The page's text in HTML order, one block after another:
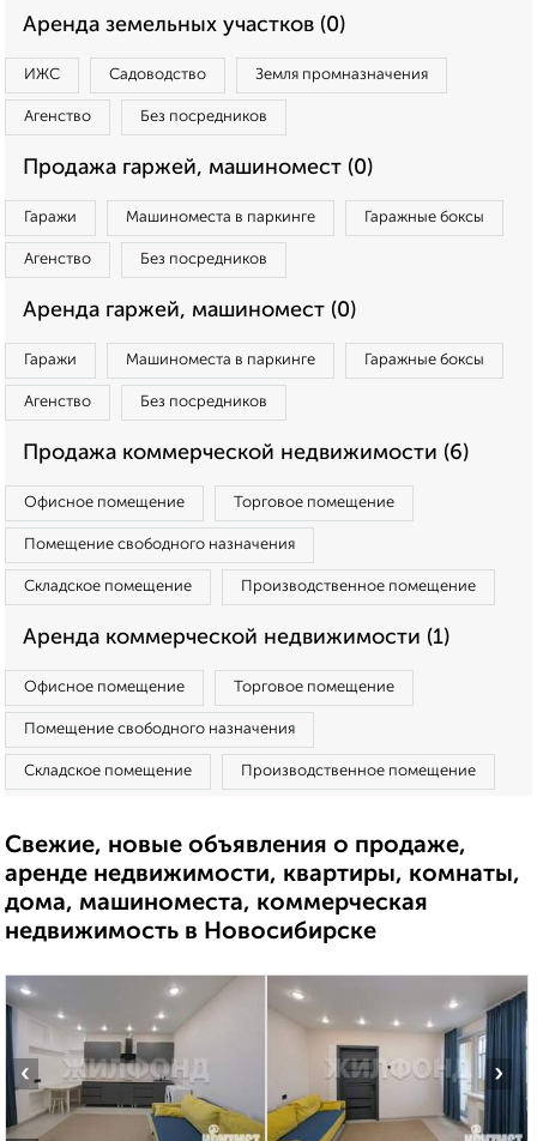
Аренда земельных участков (0)
ИЖС Садоводство Земля промназначения
Агенство Без посредников
Продажа гаржей, машиномест (0)
Гаражи Машиноместа в паркинге Гаражные боксы
Агенство Без посредников
Аренда гаржей, машиномест (0)
Гаражи Машиноместа в паркинге Гаражные боксы
Агенство Без посредников
Продажа коммерческой недвижимости (6)
Офисное помещение Торговое помещение
Помещение свободного назначения
Складское помещение Производственное помещение
Аренда коммерческой недвижимости (1)
Офисное помещение Торговое помещение
Помещение свободного назначения
Складское помещение Производственное помещение
Свежие, новые объявления о продаже,
аренде недвижимости, квартиры, комнаты,
дома, машиноместа, коммерческая
недвижимость в Новосибирске
‹ ›